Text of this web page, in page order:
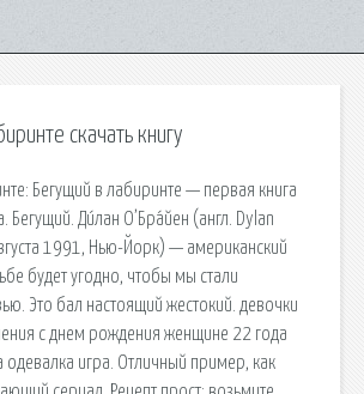
скачать книгу
Бегущий в лабиринте — первая книга
Ди́лан О’Бра́йен (англ. Dylan
1991, Нью-Йорк) — американский
будет угодно, чтобы мы стали
Это бал настоящий жестокий. девочки
с днем рождения женщине 22 года
одевалка игра. Отличный пример, как